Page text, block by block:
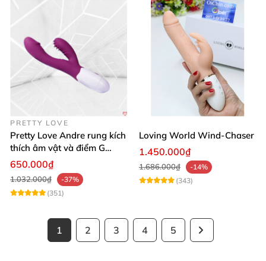
PRETTY LOVE
Pretty Love Andre rung kích
thích âm vật và điểm G
mạnh mẽ
650.000₫
1.032.000₫
-37%
(351)
Loving World Wind-Chaser
1.450.000₫
1.686.000₫
-14%
(343)
1 2 3 4 5